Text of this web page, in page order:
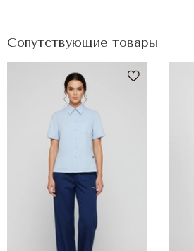
Сопутствующие товары